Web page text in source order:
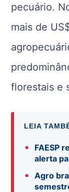
pecuário.
mais de
florestais e
LEIA
•
FAESP
alerta
•
Agro